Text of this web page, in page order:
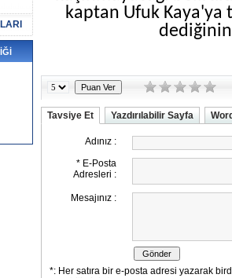
kaptan Ufuk Kaya'ya
Tavsiye Et Yazdırılabilir Sayfa